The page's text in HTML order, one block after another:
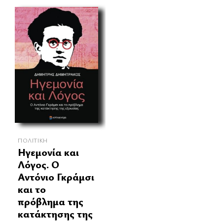
ΠΟΛΙΤΙΚΉ
Ηγεμονία και
Λόγος. Ο
Αντόνιο Γκράμσι
και το
πρόβλημα της
κατάκτησης της